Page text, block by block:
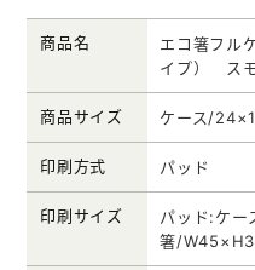
商品名
エコ箸フル
イプ） ス
商品サイズ ケース/
印刷方式 パッド
印刷サイズ
パッド:ケー
箸/W45×H3